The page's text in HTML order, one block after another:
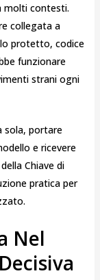
molti contesti.
collegata a
protetto, codice
funzionare
strani ogni
sola, portare
e ricevere
Chiave di
pratica per
Nel